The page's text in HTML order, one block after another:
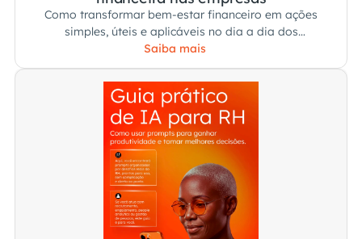
Como transformar bem-estar financeiro em ações
simples, úteis e aplicáveis no dia a dia dos
colaboradores.
Saiba mais